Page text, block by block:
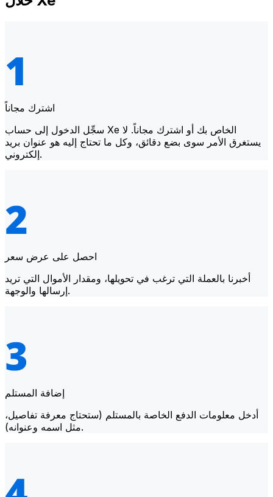
اشترك مجاناً
سجِّل الدخول إلى حساب Xe الخاص بك أو اشترك مجاناً. لا
يستغرق الأمر سوى بضع دقائق، وكل ما تحتاج إليه هو عنوان بريد
إلكتروني.
احصل على عرض سعر
أخبرنا بالعملة التي ترغب في تحويلها، ومقدار الأموال التي تريد
إرسالها والوجهة.
إضافة المستلم
أدخل معلومات الدفع الخاصة بالمستلم (ستحتاج معرفة تفاصيل،
مثل اسمه وعنوانه).